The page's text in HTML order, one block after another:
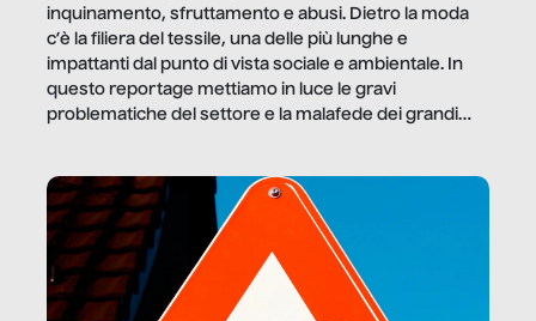
inquinamento, sfruttamento e abusi. Dietro la moda
c’è la filiera del tessile, una delle più lunghe e
impattanti dal punto di vista sociale e ambientale. In
questo reportage mettiamo in luce le gravi
problematiche del settore e la malafede dei grandi